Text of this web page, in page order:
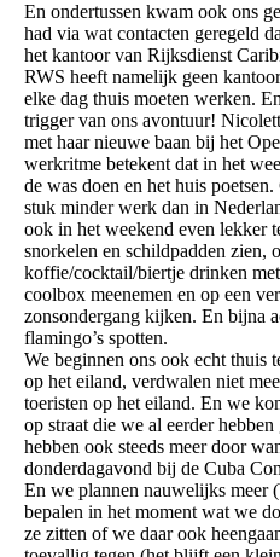
En ondertussen kwam ook ons
had via wat contacten geregeld
het kantoor van Rijksdienst
RWS heeft namelijk geen
elke dag thuis moeten werken.
trigger van ons avontuur!
met haar nieuwe baan bij het
werkritme betekent dat in het
de was doen en het huis
stuk minder werk dan in
ook in het weekend even lekker
snorkelen en schildpadden zien,
koffie/cocktail/biertje drinken
coolbox meenemen en op een
zonsondergang kijken. En bijna
flamingo’s spotten.
We beginnen ons ook echt thuis
op het eiland, verdwalen niet
toeristen op het eiland. En we
op straat die we al eerder
hebben ook steeds meer door
donderdagavond bij de Cuba
En we plannen nauwelijks meer
bepalen in het moment wat we
ze zitten of we daar ook